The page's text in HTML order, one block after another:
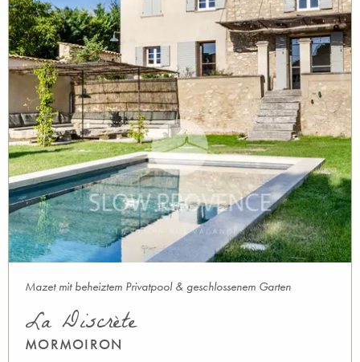
Mazet mit beheiztem Privatpool & geschlossenem Garten
La Discrète
MORMOIRON